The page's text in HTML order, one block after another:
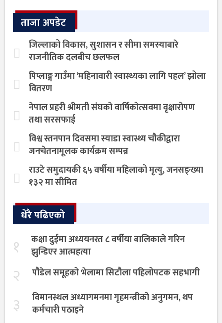
ताजा अपडेट
जिल्लाको विकास, सुशासन र सीमा समस्याबारे
राजनीतिक दलबीच छलफल
पिप्लाङ्ग गाउँमा ‘महिनावारी स्वास्थ्यका लागि पहल’ झोला
वितरण
नेपाल प्रहरी श्रीमती संघको वार्षिकोत्सवमा वृक्षारोपण
तथा सरसफाई
विश्व स्तनपान दिवसमा स्याडा स्वास्थ्य चौकीद्वारा
जनचेतनामूलक कार्यक्रम सम्पन्न
राउटे समुदायकी ६५ वर्षीया महिलाको मृत्यु, जनसङ्ख्या
१३२ मा सीमित
धेरै पढिएको
१
कक्षा दुईमा अध्ययनरत ८ वर्षीया बालिकाले गरिन
झुन्डिएर आत्महत्या
२ पौडेल समूहको भेलामा सिटौला पहिलोपटक सहभागी
३
विमानस्थल अध्यागमनमा गृहमन्त्रीको अनुगमन, थप
कर्मचारी पठाइने